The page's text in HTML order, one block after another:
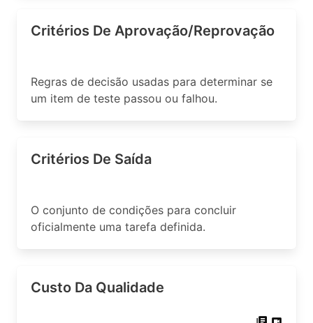
Critérios De Aprovação/Reprovação
Regras de decisão usadas para determinar se
um item de teste passou ou falhou.
Critérios De Saída
O conjunto de condições para concluir
oficialmente uma tarefa definida.
Custo Da Qualidade